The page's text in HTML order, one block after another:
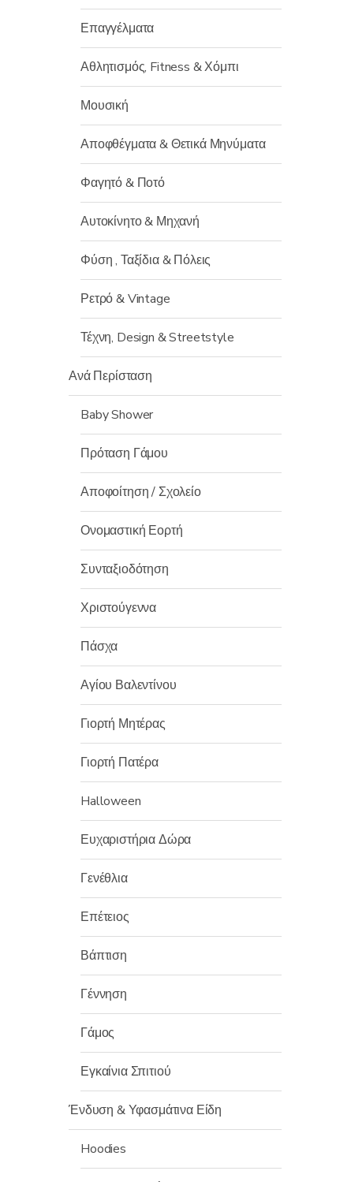
Επαγγέλματα
Αθλητισμός, Fitness & Χόμπι
Μουσική
Αποφθέγματα & Θετικά Μηνύματα
Φαγητό & Ποτό
Αυτοκίνητο & Μηχανή
Φύση , Ταξίδια & Πόλεις
Ρετρό & Vintage
Τέχνη, Design & Streetstyle
Ανά Περίσταση
Baby Shower
Πρόταση Γάμου
Αποφοίτηση / Σχολείο
Ονομαστική Εορτή
Συνταξιοδότηση
Χριστούγεννα
Πάσχα
Αγίου Βαλεντίνου
Γιορτή Μητέρας
Γιορτή Πατέρα
Halloween
Ευχαριστήρια Δώρα
Γενέθλια
Επέτειος
Βάπτιση
Γέννηση
Γάμος
Εγκαίνια Σπιτιού
Ένδυση & Υφασμάτινα Είδη
Hoodies